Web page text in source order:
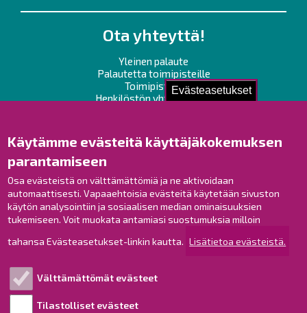
Evästeasetukset
Käytämme evästeitä käyttäjäkokemuksen
parantamiseen
Osa evästeistä on välttämättömiä ja ne aktivoidaan
automaattisesti. Vapaaehtoisia evästeitä käytetään sivuston
käytön analysointiin ja sosiaalisen median ominaisuuksien
tukemiseen. Voit muokata antamiasi suostumuksia milloin
tahansa Evästeasetukset-linkin kautta. Lisätietoa evästeistä.
Välttämättömät evästeet
Tilastolliset evästeet
Ota yhteyttä!
Yleinen palaute
Palautetta toimipisteille
Toimipisteet
Henkilöstön yhteystiedot
Raahe Facebookissa
Raahe Instagramissa
Raahe LinkedInissä
Raahe YouTubessa
Esityslistat ja pöytäkirjat
Viranhaltijapäätökset